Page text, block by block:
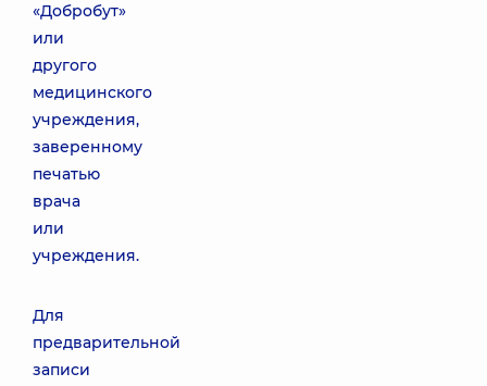
«Добробут»
или
другого
медицинского
учреждения,
заверенному
печатью
врача
или
учреждения.
Для
предварительной
записи